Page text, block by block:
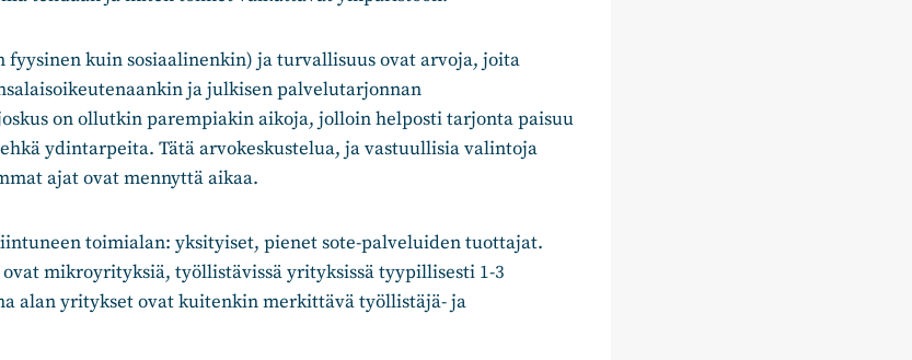
kuin sosiaalinenkin) ja turvallisuus ovat arvoja, joita
ja julkisen palvelutarjonnan
on ollutkin parempiakin aikoja, jolloin helposti tarjonta paisuu
ydintarpeita. Tätä arvokeskustelua, ja vastuullisia valintoja
ajat ovat mennyttä aikaa.
toimialan: yksityiset, pienet sote-palveluiden tuottajat.
mikroyrityksiä, työllistävissä yrityksissä tyypillisesti 1-3
alan yritykset ovat kuitenkin merkittävä työllistäjä- ja